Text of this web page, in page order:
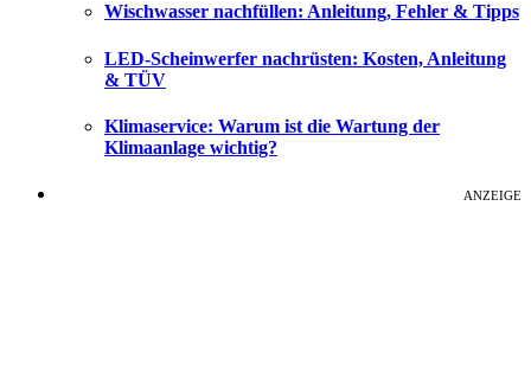
Wischwasser nachfüllen: Anleitung, Fehler & Tipps
LED-Scheinwerfer nachrüsten: Kosten, Anleitung
& TÜV
Klimaservice: Warum ist die Wartung der
Klimaanlage wichtig?
ANZEIGE